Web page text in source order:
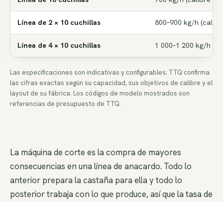
Línea de 2 × 10 cuchillas 800–900 kg/h
Línea de 4 × 10 cuchillas 1 000–1 200 kg/h
Las especificaciones son indicativas y configurables; TTQ confirma
las cifras exactas según su capacidad, sus objetivos de calibre y el
layout de su fábrica. Los códigos de modelo mostrados son
referencias de presupuesto de TTQ.
La máquina de corte es la compra de mayores
consecuencias en una línea de anacardo. Todo lo
anterior prepara la castaña para ella y todo lo
posterior trabaja con lo que produce, así que la tasa de